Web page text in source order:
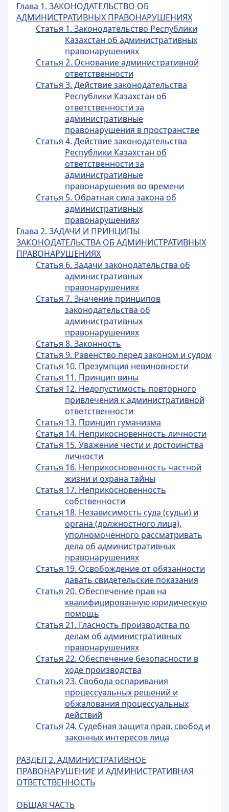
Глава 1. ЗАКОНОДАТЕЛЬСТВО ОБ
АДМИНИСТРАТИВНЫХ ПРАВОНАРУШЕНИЯХ
Статья 1. Законодательство Республики
Казахстан об административных
правонарушениях
Статья 2. Основание административной
ответственности
Статья 3. Действие законодательства
Республики Казахстан об
ответственности за
административные
правонарушения в пространстве
Статья 4. Действие законодательства
Республики Казахстан об
ответственности за
административные
правонарушения во времени
Статья 5. Обратная сила закона об
административных
правонарушениях
Глава 2. ЗАДАЧИ И ПРИНЦИПЫ
ЗАКОНОДАТЕЛЬСТВА ОБ АДМИНИСТРАТИВНЫХ
ПРАВОНАРУШЕНИЯХ
Статья 6. Задачи законодательства об
административных
правонарушениях
Статья 7. Значение принципов
законодательства об
административных
правонарушениях
Статья 8. Законность
Статья 9. Равенство перед законом и судом
Статья 10. Презумпция невиновности
Статья 11. Принцип вины
Статья 12. Недопустимость повторного
привлечения к административной
ответственности
Статья 13. Принцип гуманизма
Статья 14. Неприкосновенность личности
Статья 15. Уважение чести и достоинства
личности
Статья 16. Неприкосновенность частной
жизни и охрана тайны
Статья 17. Неприкосновенность
собственности
Статья 18. Независимость суда (судьи) и
органа (должностного лица),
уполномоченного рассматривать
дела об административных
правонарушениях
Статья 19. Освобождение от обязанности
давать свидетельские показания
Статья 20. Обеспечение прав на
квалифицированную юридическую
помощь
Статья 21. Гласность производства по
делам об административных
правонарушениях
Статья 22. Обеспечение безопасности в
ходе производства
Статья 23. Свобода оспаривания
процессуальных решений и
обжалования процессуальных
действий
Статья 24. Судебная защита прав, свобод и
законных интересов лица
РАЗДЕЛ 2. АДМИНИСТРАТИВНОЕ
ПРАВОНАРУШЕНИЕ И АДМИНИСТРАТИВНАЯ
ОТВЕТСТВЕННОСТЬ
ОБЩАЯ ЧАСТЬ